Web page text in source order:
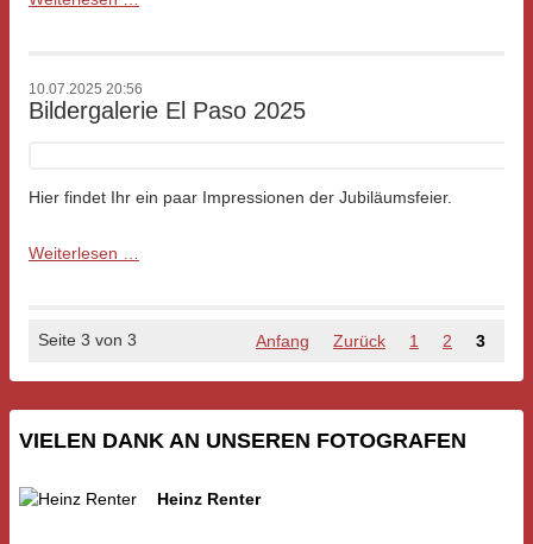
-
DJK
10.07.2025 20:56
Bildergalerie El Paso 2025
Hier findet Ihr ein paar Impressionen der Jubiläumsfeier.
Weiterlesen …
Seite 3 von 3
Anfang Zurück 1 2 3
VIELEN DANK AN UNSEREN FOTOGRAFEN
Heinz Renter